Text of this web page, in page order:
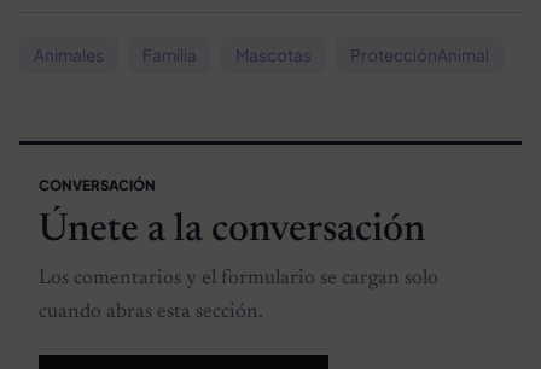
Animales Familia Mascotas ProtecciónAnimal
CONVERSACIÓN
Únete a la conversación
Los comentarios y el formulario se cargan solo
cuando abras esta sección.